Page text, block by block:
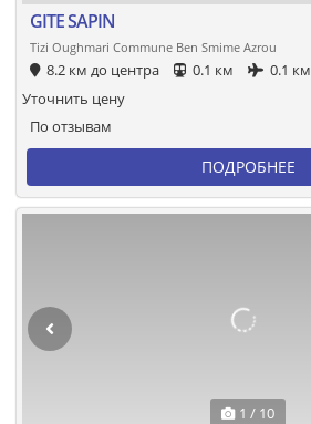
GITE SAPIN
Tizi Oughmari Commune Ben Smime Azrou
8.2 км до центра 0.1 км 0.1 км
По отзывам
Уточнить цену
ПОДРОБНЕЕ
1 / 10